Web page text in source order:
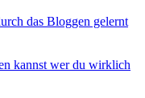
das Bloggen gelernt
kannst wer du wirklich